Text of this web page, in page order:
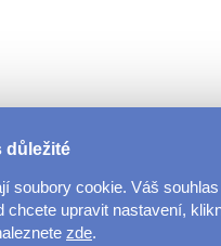
důležité
soubory cookie. Váš
chcete upravit nastavení,
zde.